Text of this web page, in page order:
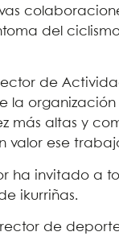
del
de
la organización
más altas y
valor ese
ha invitado a
ikurriñas.
de